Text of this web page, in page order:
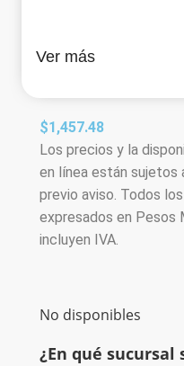
Ver más
$1,457.48
Los precios y la
en línea están sujetos
previo aviso. Todos
expresados en Pesos
incluyen IVA.
No disponibles
¿En qué